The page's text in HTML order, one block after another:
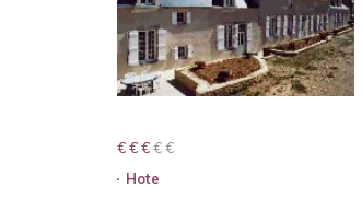
€ € € € €
€ € €
Hote